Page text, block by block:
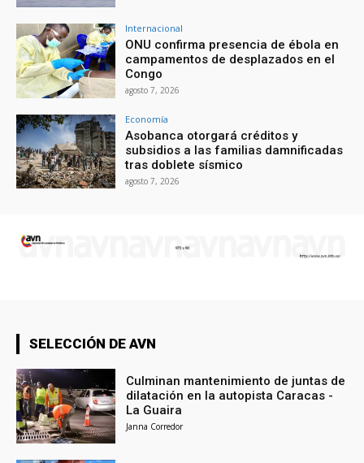
Internacional
ONU confirma presencia de ébola en
campamentos de desplazados en el
Congo
agosto 7, 2026
Economía
Asobanca otorgará créditos y
subsidios a las familias damnificadas
tras doblete sísmico
agosto 7, 2026
SELECCIÓN DE AVN
Culminan mantenimiento de juntas de
dilatación en la autopista Caracas -
La Guaira
Janna Corredor